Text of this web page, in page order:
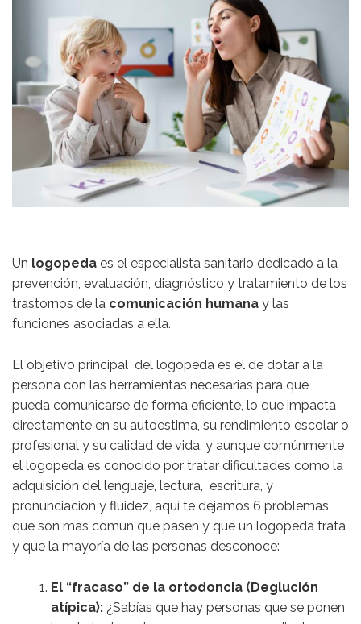
Un logopeda es el especialista sanitario dedicado a la
prevención, evaluación, diagnóstico y tratamiento de los
trastornos de la comunicación humana y las
funciones asociadas a ella.
El objetivo principal del logopeda es el de dotar a la
persona con las herramientas necesarias para que
pueda comunicarse de forma eficiente, lo que impacta
directamente en su autoestima, su rendimiento escolar o
profesional y su calidad de vida, y aunque comúnmente
el logopeda es conocido por tratar dificultades como la
adquisición del lenguaje, lectura, escritura, y
pronunciación y fluidez, aquí te dejamos 6 problemas
que son mas comun que pasen y que un logopeda trata
y que la mayoría de las personas desconoce:
El “fracaso” de la ortodoncia (Deglución
atípica): ¿Sabías que hay personas que se ponen